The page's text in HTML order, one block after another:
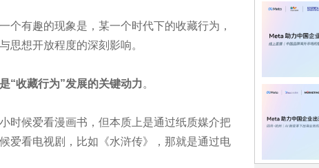
个有趣的现象是，某一个时代下的收藏行为，
思想开放程度的深刻影响。
“收藏行为”发展的关键动力。
时候爱看漫画书，但本质上是通过纸质媒介把
爱看电视剧，比如《水浒传》，那就是通过电